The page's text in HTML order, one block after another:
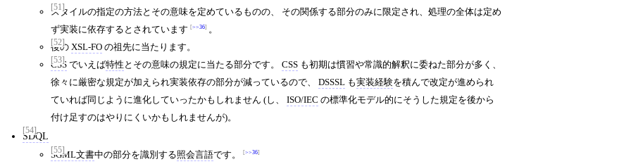
[51]
スタイルの指定の方法とその意味を定めているものの、 その関係する部分のみに限定され、処理の全体は定め
ず実装に依存するとされています
>>36 。
[52]
後の XSL-FO の祖先に当たります。
[53]
CSS でいえば特性 とその意味の規定に当たる部分です。 CSS も初期は慣習や常識的解釈に委ねた部分が多く、
徐々に厳密な規定が加えられ実装依存の部分が減っているので、 DSSSL も実装経験を積んで改定が進められ
ていれば同じように進化していったかもしれません (し、 ISO/IEC の標準化モデル的にそうした規定を後から
付け足すのはやりにくいかもしれませんが)。
[54]
SDQL
[55]
SGML文書中の部分を識別する照会言語です。 >>36